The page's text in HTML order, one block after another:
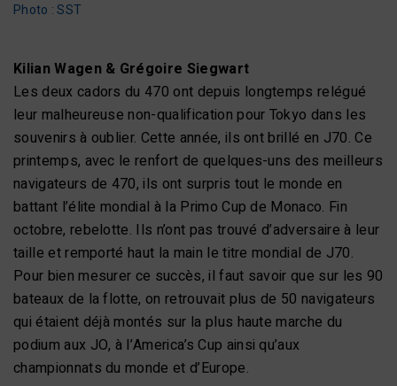
Photo : SST
Kilian Wagen & Grégoire Siegwart
Les deux cadors du 470 ont depuis longtemps relégué
leur malheureuse non-qualification pour Tokyo dans les
souvenirs à oublier. Cette année, ils ont brillé en J70. Ce
printemps, avec le renfort de quelques-uns des meilleurs
navigateurs de 470, ils ont surpris tout le monde en
battant l’élite mondial à la Primo Cup de Monaco. Fin
octobre, rebelotte. Ils n’ont pas trouvé d’adversaire à leur
taille et remporté haut la main le titre mondial de J70.
Pour bien mesurer ce succès, il faut savoir que sur les 90
bateaux de la flotte, on retrouvait plus de 50 navigateurs
qui étaient déjà montés sur la plus haute marche du
podium aux JO, à l’America’s Cup ainsi qu’aux
championnats du monde et d’Europe.